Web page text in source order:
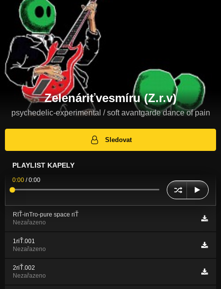
Zelenáriťvesmíru (Z.r.v)
psychedelic-experimental / soft avantgarde dance of pain
Sledovat
PLAYLIST KAPELY
0:00 /0:00
RIŤ-inTro-pure space riŤ
Nezařazeno
1riŤ.001
Nezařazeno
2riŤ.002
Nezařazeno